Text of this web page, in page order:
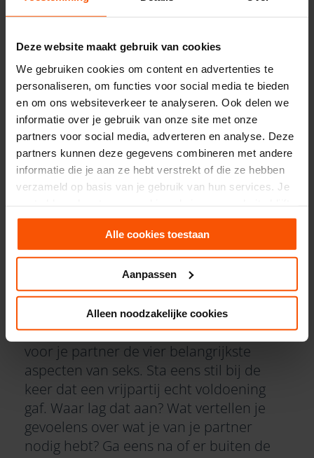
Deze website maakt gebruik van cookies
We gebruiken cookies om content en advertenties te
personaliseren, om functies voor social media te bieden
en om ons websiteverkeer te analyseren. Ook delen we
informatie over je gebruik van onze site met onze
partners voor social media, adverteren en analyse. Deze
partners kunnen deze gegevens combineren met andere
informatie die je aan ze hebt verstrekt of die ze hebben
verzameld op basis van je gebruik van hun services. Je
gebruiken.
Alle cookies toestaan
Aanpassen
Alleen noodzakelijke cookies
Synchrone seks
De beste seks gaat om emotionele
openheid, ontvankelijkheid, tedere
aanraking en erotische verkenning. Seks
die vervult, bevredigt en
verbindt.Synchrone seksnoemt Johnson
het. Bij je partner moet je je kunnen
ontspannen, de remmen kunnen
verlegenheid kunnen praten over wat je
opwindend vindt en wat niet. Met elkaar
in gesprek blijven, is de sleutel.
Vraag je partner eens wat hij of zij
verwacht van seks. Wat zijn voor jou en
voor je partner de vier belangrijkste
aspecten van seks. Sta eens stil bij de
keer dat een vrijpartij echt voldoening
gaf. Waar lag dat aan? Wat vertellen je
gevoelens over wat je van je partner
nodig hebt? Ga eens na of er buiten de